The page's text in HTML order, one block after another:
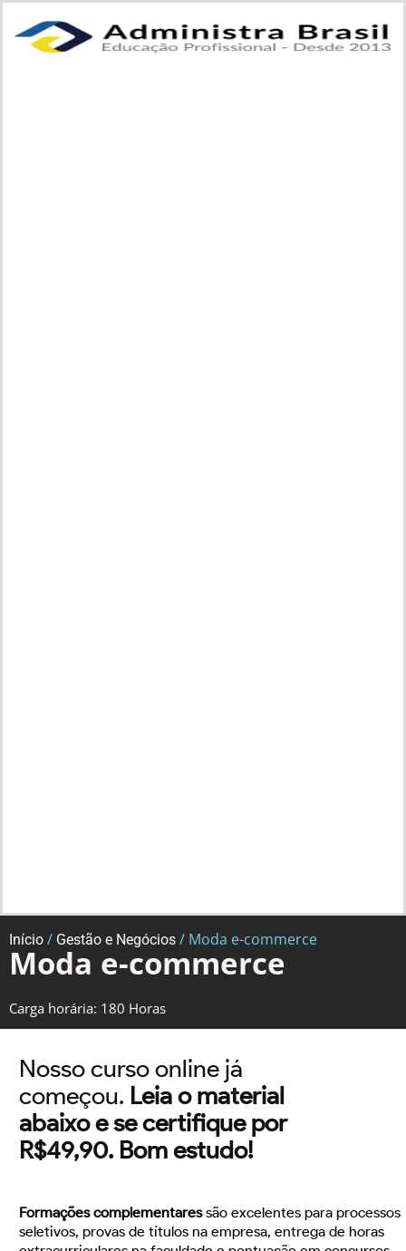
Início / Gestão e Negócios / Moda e-commerce
Moda e-commerce
Carga horária: 180 Horas
Nosso curso online já
começou. Leia o material
abaixo e se certifique por
R$49,90. Bom estudo!
Formações complementaressão excelentes para processos
seletivos, provas de títulos na empresa, entrega de horas